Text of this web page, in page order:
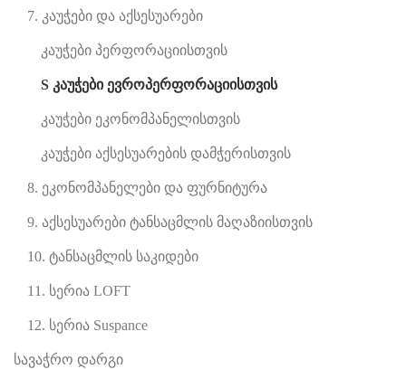
7. კაუჭები და აქსესუარები
კაუჭები პერფორაციისთვის
S კაუჭები ევროპერფორაციისთვის
კაუჭები ეკონომპანელისთვის
კაუჭები აქსესუარების დამჭერისთვის
8. ეკონომპანელები და ფურნიტურა
9. აქსესუარები ტანსაცმლის მაღაზიისთვის
10. ტანსაცმლის საკიდები
11. სერია LOFT
12. სერია Suspance
სავაჭრო დარგი